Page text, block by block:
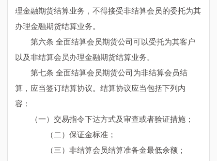
理金融期货结算业务，不得接受非结算会员的委托为其
办理金融期货结算业务。
第六条 全面结算会员期货公司可以受托为其客户
以及非结算会员办理金融期货结算业务。
第七条 全面结算会员期货公司为非结算会员结
算，应当签订结算协议。结算协议应当包括下列内
容：
（一）交易指令下达方式及审查或者验证措施；
（二）保证金标准；
（三）非结算会员结算准备金最低余额；